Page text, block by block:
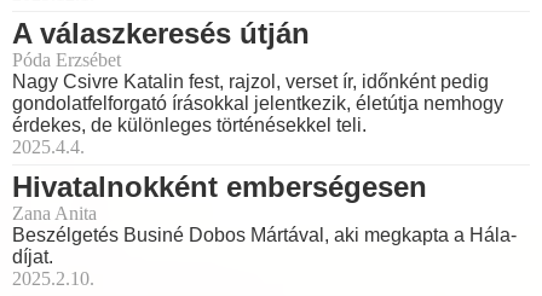
A válaszkeresés útján
Póda Erzsébet
Nagy Csivre Katalin fest, rajzol, verset ír, időnként pedig
gondolatfelforgató írásokkal jelentkezik, életútja nemhogy
érdekes, de különleges történésekkel teli.
2025.4.4.
Hivatalnokként emberségesen
Zana Anita
Beszélgetés Businé Dobos Mártával, aki megkapta a Hála-
díjat.
2025.2.10.